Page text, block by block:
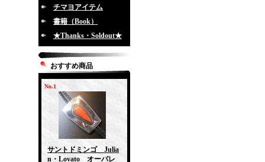
チマヨアイテム
書籍（Book）
★Thanks・Soldout★
おすすめ商品
No.1
サントドミンゴ Julia
n・Lovato オーバレ